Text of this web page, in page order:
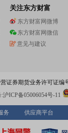
关注东方财富
东方财富网微博
东方财富网微信
意见与建议
证券期货业务许可证编
沪ICP备05006054号-11
务 供应商平台